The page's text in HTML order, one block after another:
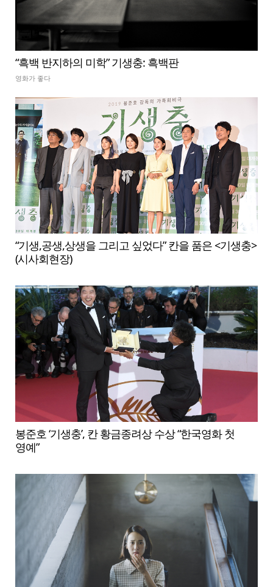
“흑백 반지하의 미학” 기생충: 흑백판
영화가 좋다
“기생,공생,상생을 그리고 싶었다” 칸을 품은 <기생충>
(시사회현장)
봉준호 ‘기생충’, 칸 황금종려상 수상 “한국영화 첫
영예”